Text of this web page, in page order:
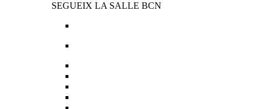
SEGUEIX LA SALLE BCN